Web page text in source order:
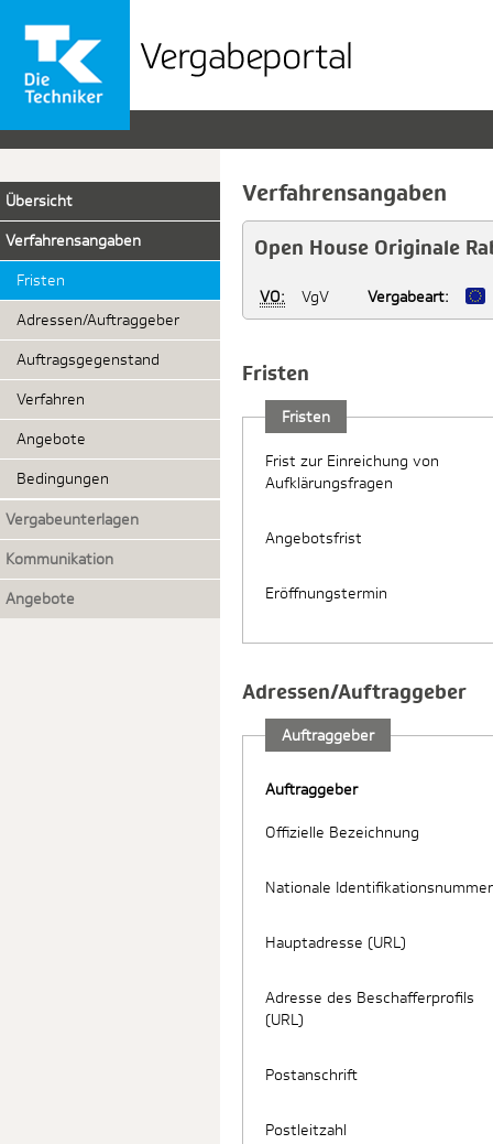
Vergabeportal
der
TK
Übersicht
Verfahrensangaben
Fristen
Adressen/Auftraggeber
Auftragsgegenstand
Verfahren
Angebote
Bedingungen
Vergabeunterlagen
Kommunikation
Angebote
Verfahrensangaben
Open House Originale
VO: VgV Vergabeart:
Fristen
Fristen
Frist zur Einreichung von
Aufklärungsfragen
Angebotsfrist
Eröffnungstermin
Adressen/Auftraggeber
Auftraggeber
Auftraggeber
Offizielle Bezeichnung
Nationale Identifikationsnummer
Hauptadresse (URL)
Adresse des Beschafferprofils
(URL)
Postanschrift
Postleitzahl